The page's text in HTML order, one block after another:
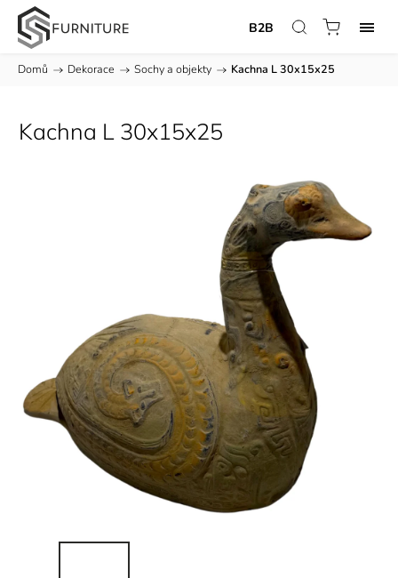
B2B
Domů / Dekorace / Sochy a objekty / Kachna L 30x15x25
Kachna L 30x15x25